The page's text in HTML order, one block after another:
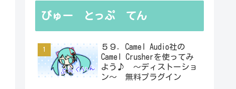
びゅー とっぷ てん
５９．Camel Audio社の
Camel Crusherを使ってみ
よう♪ ～ディストーショ
ン～ 無料プラグイン